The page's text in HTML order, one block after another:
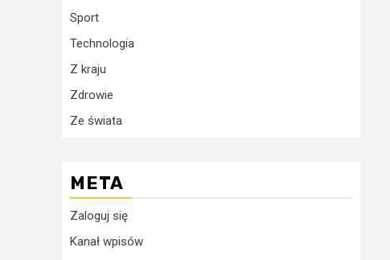
Sport
Technologia
Z kraju
Zdrowie
Ze świata
META
Zaloguj się
Kanał wpisów